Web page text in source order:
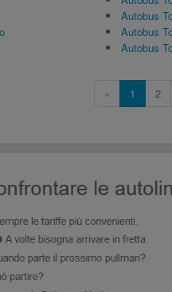
Autobus
Autobus
Autobus
« 1 2